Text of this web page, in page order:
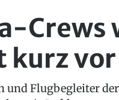
kurz
und Flugbegleiter